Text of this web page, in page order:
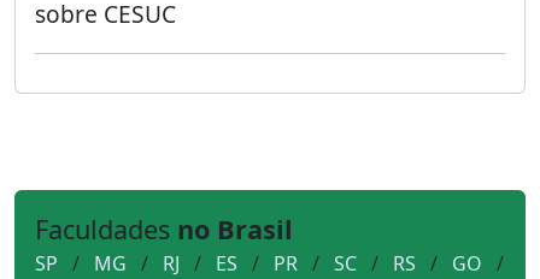
sobre CESUC
Faculdades no Brasil
SP / MG / RJ / ES / PR / SC / RS / GO /